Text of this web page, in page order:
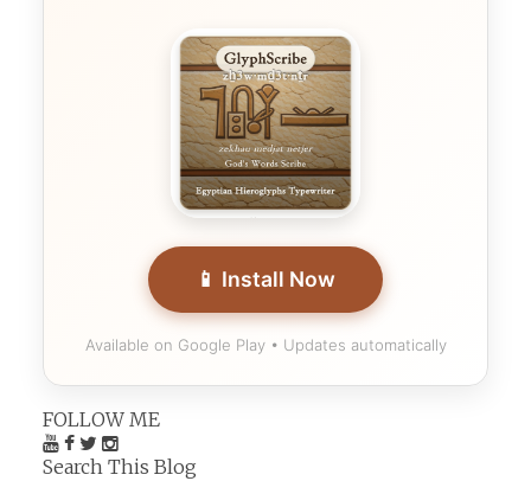
📱 Install Now
Available on Google Play • Updates automatically
FOLLOW ME
Search This Blog